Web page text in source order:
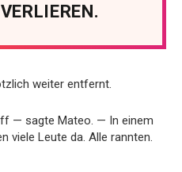
weiter entfernt.
— sagte Mateo. — In einem
viele Leute da. Alle rannten.